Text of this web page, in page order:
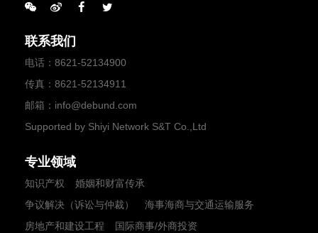
联系我们
电话 ： 8621-52134900
传真 ：8621-52134911
邮箱 ： info@debund.com
Supported by Shiyi Network S&T Co.,Ltd
专业领域
知识产权
婚姻和财富传承
争议解决（诉讼与仲裁）
海事海商与交通运输服务
房地产和建设工程
国际商事/外商投资